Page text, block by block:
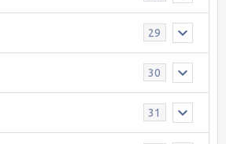
29
30
31